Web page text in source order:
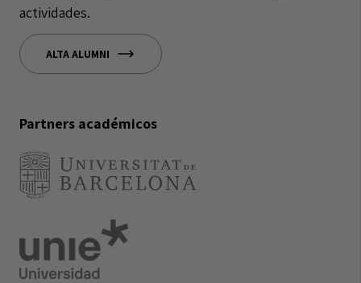
actividades.
ALTA ALUMNI
Partners académicos